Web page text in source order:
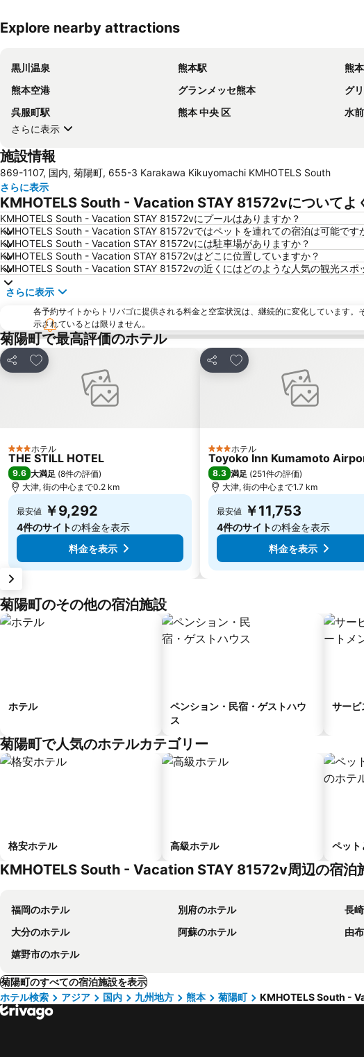
Explore nearby attractions
黒川温泉 熊本駅 熊
熊本空港
グランメッセ熊本 グ
呉服町駅
熊本 中央 区 水
さらに表示
施設情報
869-1107, 国内, 菊陽町, 655-3 Karakawa Kikuyomachi KMHOTELS South
さらに表示
KMHOTELS South - Vacation STAY 81572vについてよ
KMHOTELS South - Vacation STAY 81572vにプールはありますか？
KMHOTELS South - Vacation STAY 81572vではペットを連れての宿泊は可能です
KMHOTELS South - Vacation STAY 81572vには駐車場がありますか？
KMHOTELS South - Vacation STAY 81572vはどこに位置していますか？
KMHOTELS South - Vacation STAY 81572vの近くにはどのような人気の観光スポ
さらに表示
各予約サイトからトリバゴに提供される料金と空室状況は、継続的に変化しています
示されているとは限りません。
菊陽町で最高評価のホテル
シェア
お気に入りに追加
3 ホテルのランク
ホテル
THE STILL HOTEL
9.6 大満足 (8件の評価)
大津, 街の中心まで0.2 km
最安値 ￥9,292
4件のサイトの料金を表示
料金を表示
シェア
お気に入りに追加
3 ホテルのランク
ホテル
Toyoko Inn Kumamoto
8.3 満足 (251件の評価)
大津, 街の中心まで1.7 km
最安値 ￥11,753
4件のサイトの料金を表示
料金を表示
菊陽町のその他の宿泊施設
ホテル
ペンション・民宿・ゲストハウ
ス
サービ
菊陽町で人気のホテルカテゴリー
格安ホテル 高級ホテル ペット
KMHOTELS South - Vacation STAY 81572v周辺の宿泊
福岡のホテル 別府のホテル 長
大分のホテル
阿蘇のホテル 由
嬉野市のホテル
菊陽町のすべての宿泊施設を表示
ホテル検索
アジア 国内 九州地方 熊本 菊陽町 KMHOTELS South -